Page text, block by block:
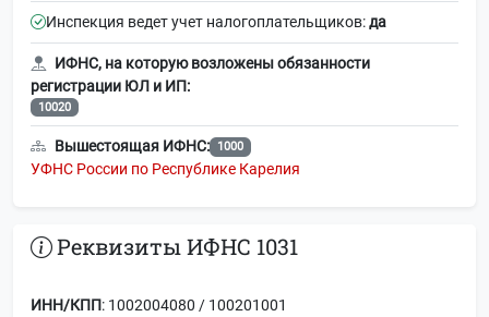
Инспекция ведет учет налогоплательщиков:да
ИФНС, на которую возложены обязанности
регистрации ЮЛ и ИП:
10020
Вышестоящая ИФНС: 1000
УФНС России по Республике Карелия
Реквизиты ИФНС 1031
ИНН/КПП: 1002004080 / 100201001